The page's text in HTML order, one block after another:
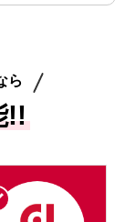
ら
!!